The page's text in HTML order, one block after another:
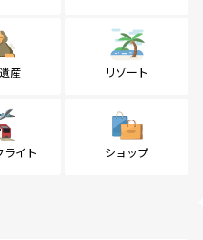
産 リゾート
ライト ショップ